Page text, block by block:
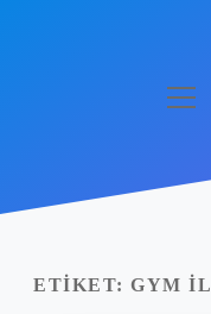
ETIKET: GYM